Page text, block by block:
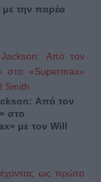
με την παρέα
Από τον
στο
με τον Will